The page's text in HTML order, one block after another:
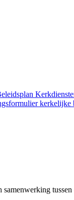
kerkelijke
samenwerking